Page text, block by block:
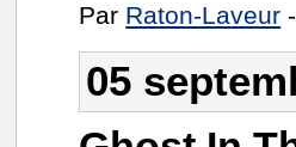
Par Raton-Laveur
05